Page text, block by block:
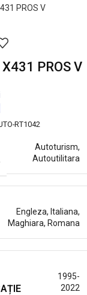
PROS V
RT1042
Autoturism,
Autoutilitara
Engleza, Italiana,
Maghiara, Romana
1995-
2022